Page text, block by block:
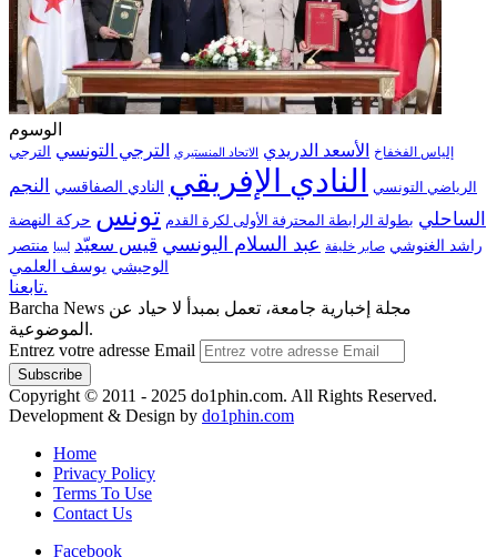
الوسوم
إلياس الفخفاخ الأسعد الدريدي الاتحاد المنستيري الترجي التونسي الترجي
الرياضي التونسي النادي الإفريقي النادي الصفاقسي
النجم
الساحلي بطولة الرابطة المحترفة الأولى لكرة القدم تونس حركة النهضة
راشد الغنوشي صابر خليفة عبد السلام اليونسي قيس سعيّد ليبيا
منتصر
الوحيشي يوسف العلمي
تابعنا.
Barcha News مجلة إخبارية جامعة، تعمل بمبدأ لا حياد عن
الموضوعية.
Entrez votre adresse Email
Copyright © 2011 - 2025 do1phin.com. All Rights Reserved.
Development & Design by do1phin.com
Home
Privacy Policy
Terms To Use
Contact Us
Facebook